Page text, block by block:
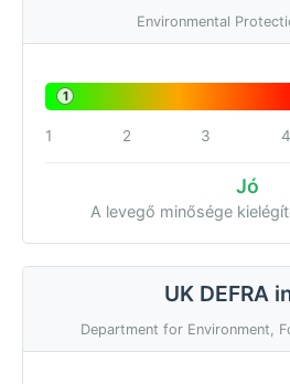
Environmental
1
1 2 3 4
Jó
A levegő minősége
UK DEFRA
Department for Environment,